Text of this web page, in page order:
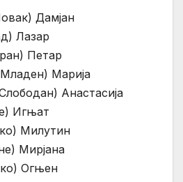
Дамјан
Лазар
Петар
Марија
Анастасија
Игњат
Милутин
Мирјана
Огњен